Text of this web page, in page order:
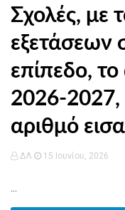
Σχολές, με
εξετάσεων
επίπεδο,
2026-
αριθμό
ΔΛ 15 Ιουνίου, 2026
...